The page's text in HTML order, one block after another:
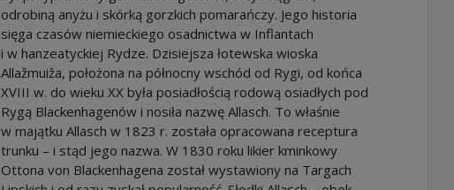
odrobiną anyżu i skórką gorzkich pomarańczy. Jego historia
sięga czasów niemieckiego osadnictwa w Inflantach
i w hanzeatyckiej Rydze. Dzisiejsza łotewska wioska
Allažmuiža, położona na północny wschód od Rygi, od końca
XVIII w. do wieku XX była posiadłością rodową osiadłych pod
Rygą Blackenhagenów i nosiła nazwę Allasch. To właśnie
w majątku Allasch w 1823 r. została opracowana receptura
trunku – i stąd jego nazwa. W 1830 roku likier kminkowy
Ottona von Blackenhagena został wystawiony na Targach